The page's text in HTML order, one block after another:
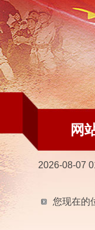
网
2026-08-07
您现在的